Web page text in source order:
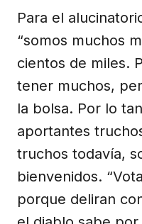
Para el
“somos muchos
cientos de miles.
tener muchos,
la bolsa. Por lo
aportantes
truchos todavía,
bienvenidos.
porque deliran